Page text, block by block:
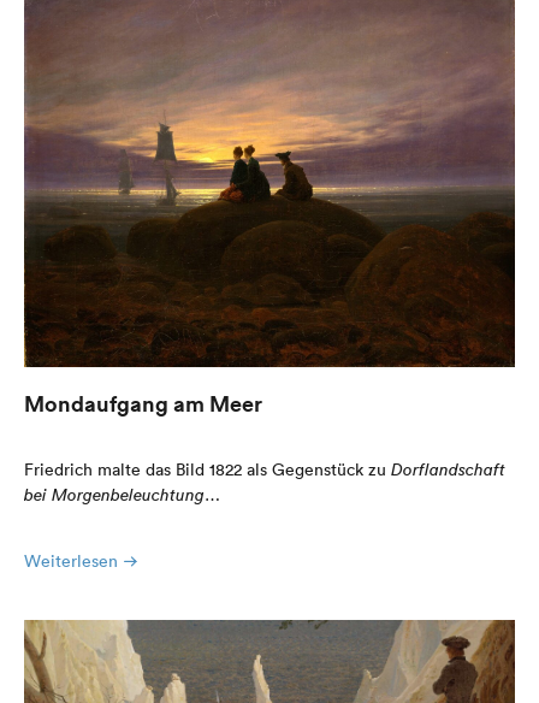
Mondaufgang am Meer
Friedrich malte das Bild 1822 als Gegenstück zu Dorflandschaft
bei Morgenbeleuchtung…
Weiterlesen